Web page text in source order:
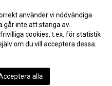
där gemenskap, glädje och
använder vi nödvändiga
går inte att stänga av.
cookies, t.ex. för statistik
om du vill acceptera dessa.
alla